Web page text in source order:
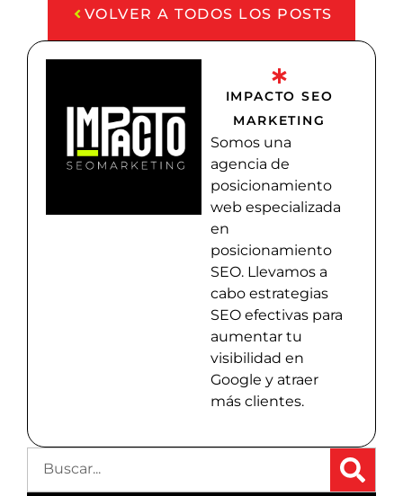
VOLVER A TODOS LOS POSTS
IMPACTO SEO
MARKETING
Somos una
agencia de
posicionamiento
web especializada
en
posicionamiento
SEO. Llevamos a
cabo estrategias
SEO efectivas para
aumentar tu
visibilidad en
Google y atraer
más clientes.